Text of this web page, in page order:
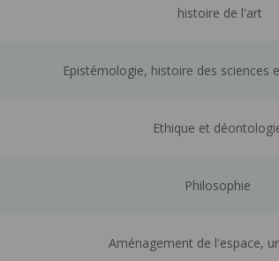
histoire de l'art
Epistémologie, histoire des sciences
Ethique et
Philosophie
Aménagement de l'espace,